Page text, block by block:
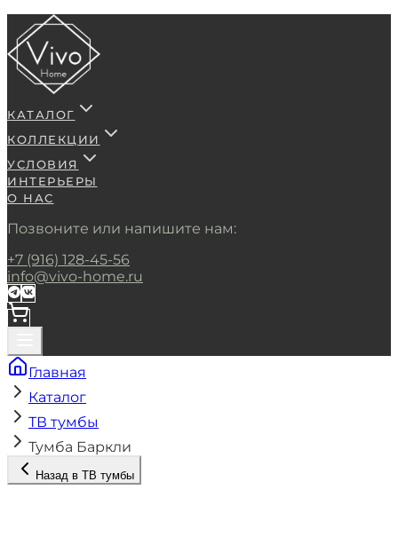
КАТАЛОГ
КОЛЛЕКЦИИ
УСЛОВИЯ
ИНТЕРЬЕРЫ
О НАС
Позвоните или напишите нам:
+7 (916) 128-45-56
info@vivo-home.ru
Главная
Каталог
ТВ тумбы
Тумба Баркли
Назад в ТВ тумбы